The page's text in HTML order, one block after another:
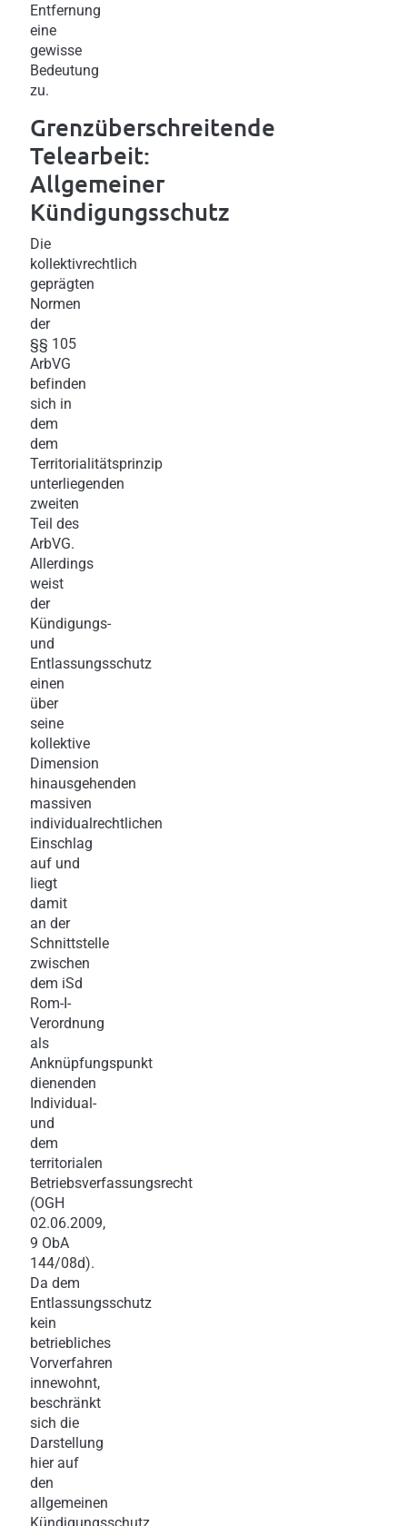
Entfernung
eine
gewisse
Bedeutung
zu.
Grenzüberschreitende
Telearbeit:
Allgemeiner
Kündigungsschutz
Die
kollektivrechtlich
geprägten
Normen
der
§§ 105
ArbVG
befinden
sich in
dem
dem
Territorialitätsprinzip
unterliegenden
zweiten
Teil des
ArbVG.
Allerdings
weist
der
Kündigungs-
und
Entlassungsschutz
einen
über
seine
kollektive
Dimension
hinausgehenden
massiven
individualrechtlichen
Einschlag
auf und
liegt
damit
an der
Schnittstelle
zwischen
dem iSd
Rom-I-
Verordnung
als
Anknüpfungspunkt
dienenden
Individual-
und
dem
territorialen
Betriebsverfassungsrecht
(OGH
02.06.2009,
9 ObA
144/08d).
Da dem
Entlassungsschutz
kein
betriebliches
Vorverfahren
innewohnt,
beschränkt
sich die
Darstellung
hier auf
den
allgemeinen